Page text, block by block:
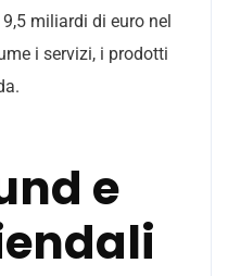
miliardi di euro nel
i servizi, i prodotti
e